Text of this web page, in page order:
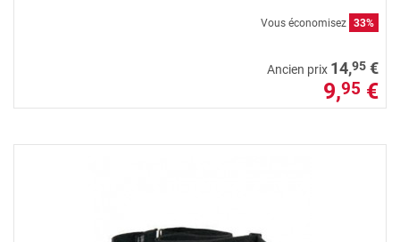
Vous économisez 33%
Ancien prix 14,95 €
9,95 €